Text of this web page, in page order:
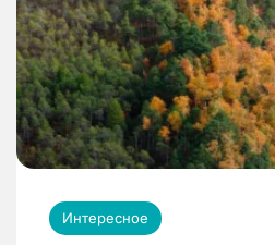
Интересное